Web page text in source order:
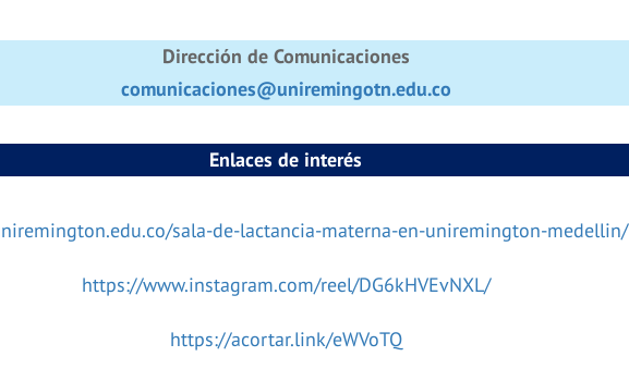
Dirección de Comunicaciones
comunicaciones@uniremingotn.edu.co
Enlaces de interés
sala-de-lactancia-materna-en-uniremington-medellin/
https://www.instagram.com/reel/DG6kHVEvNXL/
https://acortar.link/eWVoTQ